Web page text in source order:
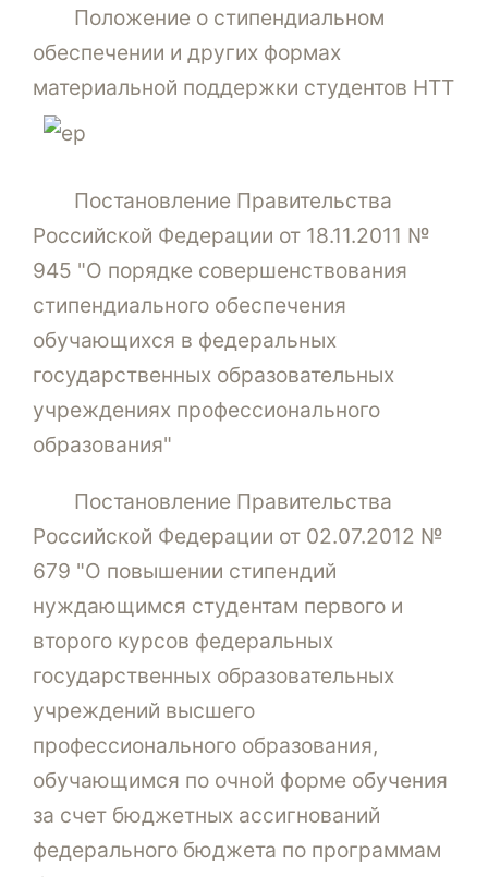
Положение о стипендиальном
обеспечении и других формах
материальной поддержки студентов НТТ
Постановление Правительства
Российской Федерации от 18.11.2011 №
945 "О порядке совершенствования
стипендиального обеспечения
обучающихся в федеральных
государственных образовательных
учреждениях профессионального
образования"
Постановление Правительства
Российской Федерации от 02.07.2012 №
679 "О повышении стипендий
нуждающимся студентам первого и
второго курсов федеральных
государственных образовательных
учреждений высшего
профессионального образования,
обучающимся по очной форме обучения
за счет бюджетных ассигнований
федерального бюджета по программам